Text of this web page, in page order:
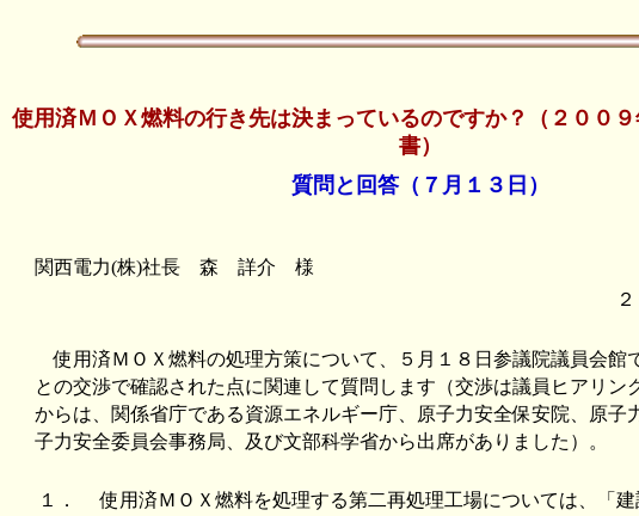
使用済ＭＯＸ燃料の行き先は決まっているのですか？（２００
書）
質問 と回答（７月１３日）
関西電力(株)社長 森 詳介 様
使用済ＭＯＸ燃料の処理方策について、５月１８日参議院議員会館
との交渉で確認された点に関連して質問します（交渉は議員ヒアリン
からは、関係省庁である資源エネルギー庁、原子力安全保安院、原子
子力安全委員会事務局、及び文部科学省から出席がありました）。
１．
使用済ＭＯＸ燃料を処理する第二再処理工場については、「